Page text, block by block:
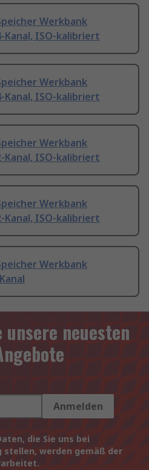
Werkbank
Kanal, ISO-kalibriert
Werkbank
Kanal, ISO-kalibriert
Werkbank
Kanal, ISO-kalibriert
Werkbank
Kanal, ISO-kalibriert
Werkbank
neuesten
Anmelden
die Sie uns bei
stellen, werden gemäß der